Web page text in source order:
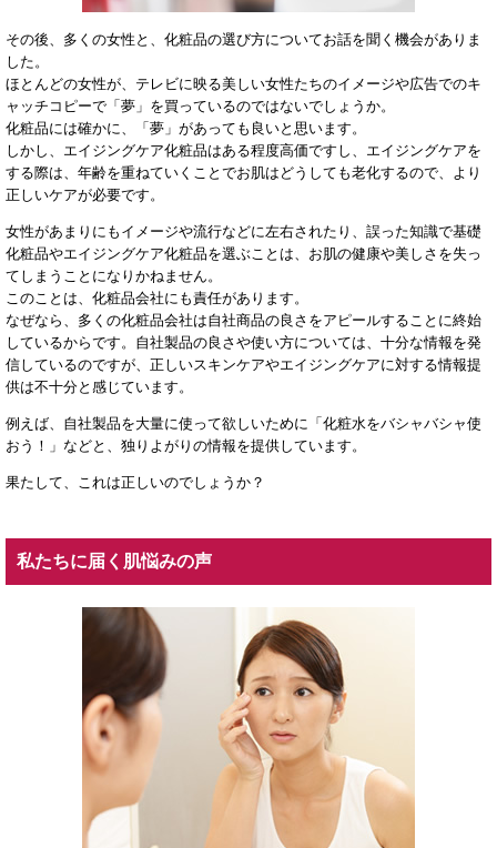
その後、多くの女性と、化粧品の選び方についてお話を聞く機会がありま
した。
ほとんどの女性が、テレビに映る美しい女性たちのイメージや広告でのキ
ャッチコピーで「夢」を買っているのではないでしょうか。
化粧品には確かに、「夢」があっても良いと思います。
しかし、エイジングケア化粧品はある程度高価ですし、エイジングケアを
する際は、年齢を重ねていくことでお肌はどうしても老化するので、より
正しいケアが必要です。
女性があまりにもイメージや流行などに左右されたり、誤った知識で基礎
化粧品やエイジングケア化粧品を選ぶことは、お肌の健康や美しさを失っ
てしまうことになりかねません。
このことは、化粧品会社にも責任があります。
なぜなら、多くの化粧品会社は自社商品の良さをアピールすることに終始
しているからです。自社製品の良さや使い方については、十分な情報を発
信しているのですが、正しいスキンケアやエイジングケアに対する情報提
供は不十分と感じています。
例えば、自社製品を大量に使って欲しいために「化粧水をバシャバシャ使
おう！」などと、独りよがりの情報を提供しています。
果たして、これは正しいのでしょうか？
私たちに届く肌悩みの声